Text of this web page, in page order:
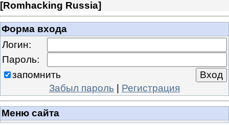
[Romhacking Russia]
Форма входа
Логин:
Пароль:
запомнить
Забыл пароль | Регистрация
Меню сайта